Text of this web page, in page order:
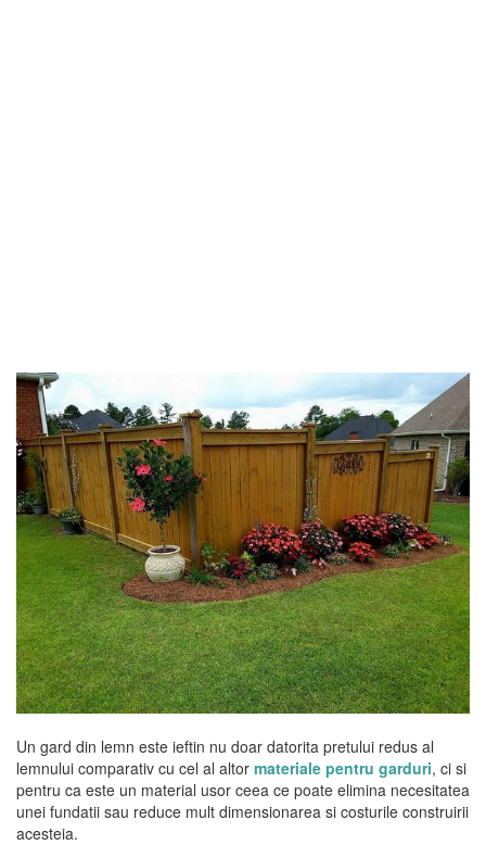
Un gard din lemn este ieftin nu doar datorita pretului redus al
lemnului comparativ cu cel al altor materiale pentru garduri, ci si
pentru ca este un material usor ceea ce poate elimina necesitatea
unei fundatii sau reduce mult dimensionarea si costurile construirii
acesteia.